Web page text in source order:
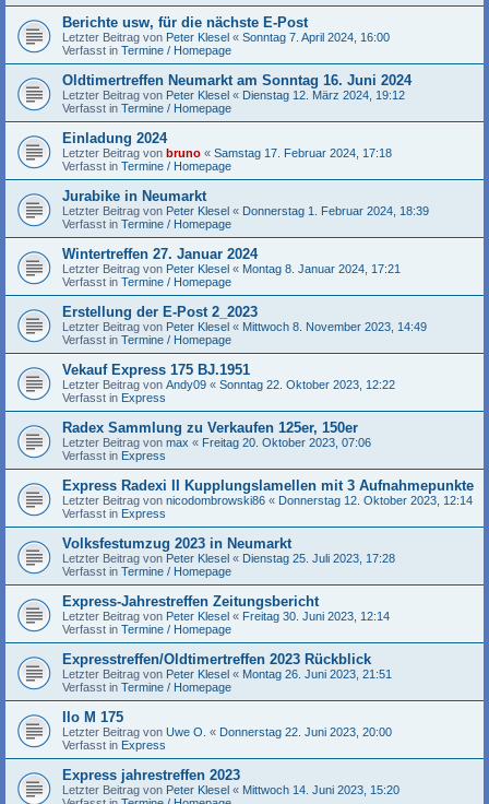
Berichte usw, für die nächste E-Post
Letzter Beitrag von Peter Klesel « Sonntag 7. April 2024, 16:00
Verfasst in Termine / Homepage
Oldtimertreffen Neumarkt am Sonntag 16. Juni 2024
Letzter Beitrag von Peter Klesel « Dienstag 12. März 2024, 19:12
Verfasst in Termine / Homepage
Einladung 2024
Letzter Beitrag von bruno « Samstag 17. Februar 2024, 17:18
Verfasst in Termine / Homepage
Jurabike in Neumarkt
Letzter Beitrag von Peter Klesel « Donnerstag 1. Februar 2024, 18:39
Verfasst in Termine / Homepage
Wintertreffen 27. Januar 2024
Letzter Beitrag von Peter Klesel « Montag 8. Januar 2024, 17:21
Verfasst in Termine / Homepage
Erstellung der E-Post 2_2023
Letzter Beitrag von Peter Klesel « Mittwoch 8. November 2023, 14:49
Verfasst in Termine / Homepage
Vekauf Express 175 BJ.1951
Letzter Beitrag von Andy09 « Sonntag 22. Oktober 2023, 12:22
Verfasst in Express
Radex Sammlung zu Verkaufen 125er, 150er
Letzter Beitrag von max « Freitag 20. Oktober 2023, 07:06
Verfasst in Express
Express Radexi II Kupplungslamellen mit 3 Aufnahmepunkte
Letzter Beitrag von nicodombrowski86 « Donnerstag 12. Oktober 2023, 12:14
Verfasst in Express
Volksfestumzug 2023 in Neumarkt
Letzter Beitrag von Peter Klesel « Dienstag 25. Juli 2023, 17:28
Verfasst in Termine / Homepage
Express-Jahrestreffen Zeitungsbericht
Letzter Beitrag von Peter Klesel « Freitag 30. Juni 2023, 12:14
Verfasst in Termine / Homepage
Expresstreffen/Oldtimertreffen 2023 Rückblick
Letzter Beitrag von Peter Klesel « Montag 26. Juni 2023, 21:51
Verfasst in Termine / Homepage
Ilo M 175
Letzter Beitrag von Uwe O. « Donnerstag 22. Juni 2023, 20:00
Verfasst in Express
Express jahrestreffen 2023
Letzter Beitrag von Peter Klesel « Mittwoch 14. Juni 2023, 15:20